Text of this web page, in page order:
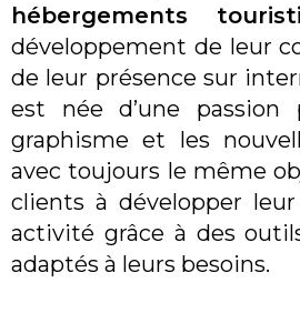
hébergements
développement de leur
de leur présence sur
est née d’une
graphisme et les
avec toujours le même
clients à développer
activité grâce à des
adaptés à leurs besoins.